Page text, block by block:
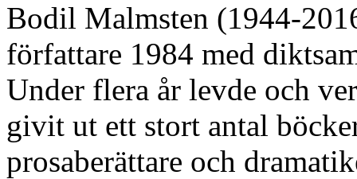
Bodil Malmsten (1944-
författare 1984 med
Under flera år levde och
givit ut ett stort antal
prosaberättare och